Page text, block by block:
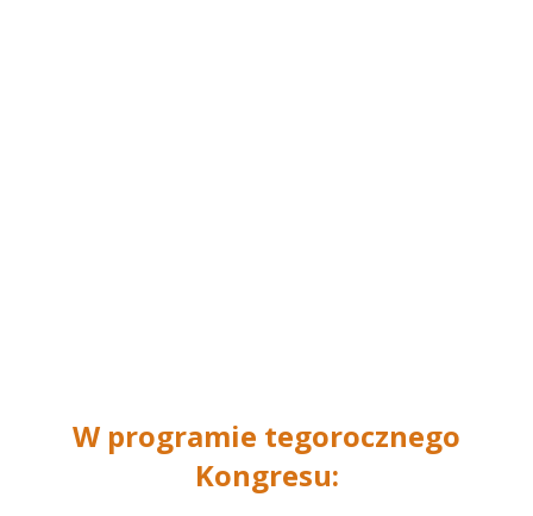
W programie tegorocznego
Kongresu: